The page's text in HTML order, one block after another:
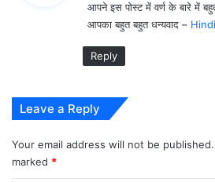
s
:
आपने इस पोस्ट में वर्ण के बारे में
आपका बहुत बहुत धन्यवाद –
Reply
Leave a Reply
Your email address will not be published.
marked *